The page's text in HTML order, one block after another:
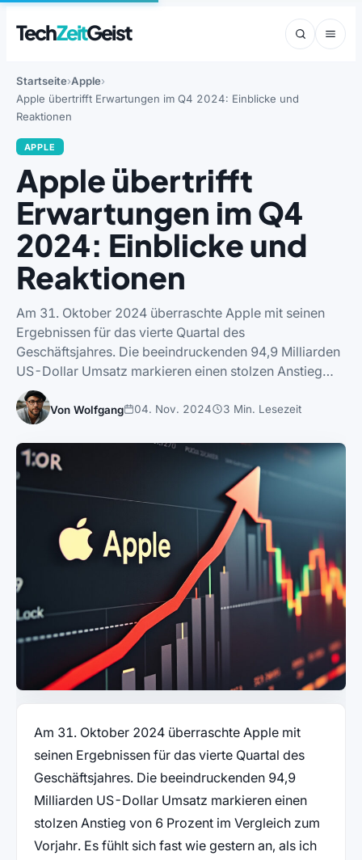
TechZeitGeist
Startseite Apple
Apple übertrifft Erwartungen im Q4 2024: Einblicke und
Reaktionen
APPLE
Apple übertrifft
Erwartungen im Q4
2024: Einblicke und
Reaktionen
Am 31. Oktober 2024 überraschte Apple mit seinen
Ergebnissen für das vierte Quartal des
Geschäftsjahres. Die beeindruckenden 94,9 Milliarden
US-Dollar Umsatz markieren einen stolzen Anstieg…
Von Wolfgang 04. Nov. 2024 3 Min. Lesezeit
Am 31. Oktober 2024 überraschte Apple mit
seinen Ergebnissen für das vierte Quartal des
Geschäftsjahres. Die beeindruckenden 94,9
Milliarden US-Dollar Umsatz markieren einen
stolzen Anstieg von 6 Prozent im Vergleich zum
Vorjahr. Es fühlt sich fast wie gestern an, als ich